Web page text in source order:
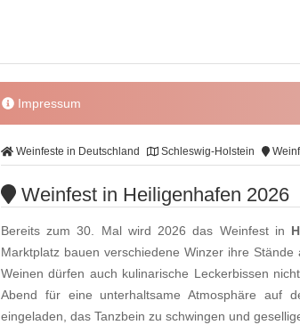
Impressum
Weinfeste in Deutschland Schleswig-Holstein
Weinfest in Heiligenhafen 2026
Bereits zum 30. Mal wird 2026 das Weinfest in
Marktplatz bauen verschiedene Winzer ihre
Weinen dürfen auch kulinarische Leckerbissen
Abend für eine unterhaltsame Atmosphäre auf
eingeladen, das Tanzbein zu schwingen und